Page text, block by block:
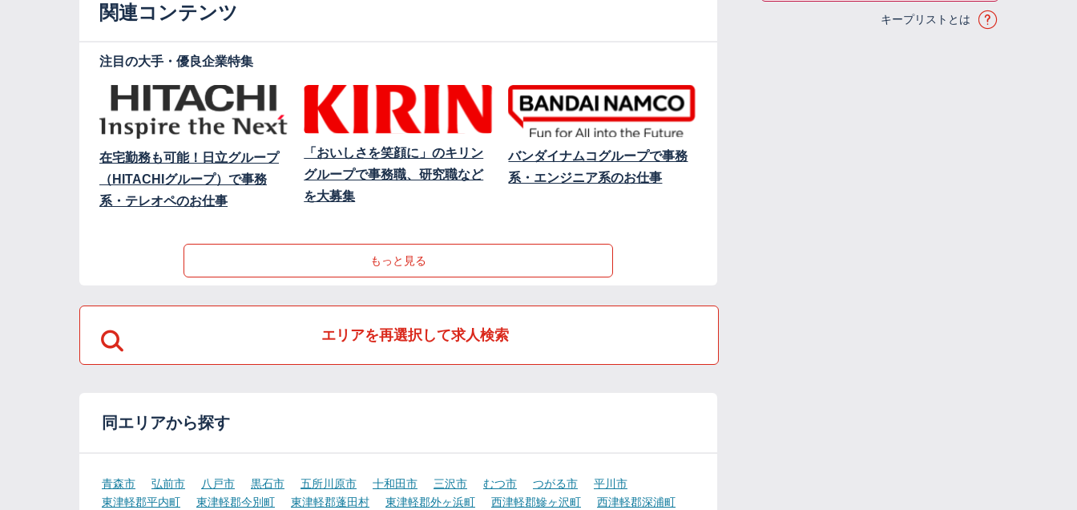
関連コンテンツ
注目の大手・優良企業特集
在宅勤務も可能！日立グループ
（HITACHIグループ）で事務
系・テレオペのお仕事
「おいしさを笑顔に」のキリン
グループで事務職、研究職など
を大募集
バンダイナムコグループで事務
系・エンジニア系のお仕事
もっと見る
エリアを再選択して求人検索
同エリアから探す
青森市 弘前市 八戸市 黒石市 五所川原市 十和田市 三沢市 むつ市 つがる市
平川市
東津軽郡平内町
東津軽郡今別町 東津軽郡蓬田村 東津軽郡外ヶ浜町 西津軽郡鰺ヶ沢町
西津軽郡深浦町
キープリストとは